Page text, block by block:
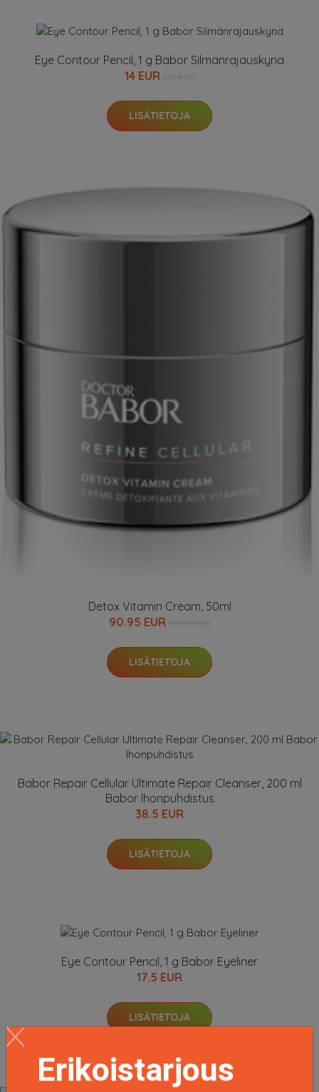
Eye Contour Pencil, 1 g Babor Silmänrajauskynä
14 EUR
LISÄTIETOJA
Detox Vitamin Cream, 50ml
90.95 EUR
LISÄTIETOJA
Babor Repair Cellular Ultimate Repair Cleanser, 200 ml
Babor Ihonpuhdistus
38.5 EUR
LISÄTIETOJA
Eye Contour Pencil, 1 g Babor Eyeliner
17.5 EUR
LISÄTIETOJA
Erikoistarjous